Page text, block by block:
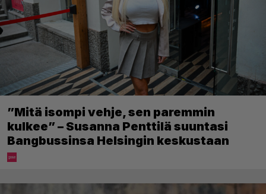
”Mitä isompi vehje, sen paremmin
kulkee” – Susanna Penttilä suuntasi
Bangbussinsa Helsingin keskustaan